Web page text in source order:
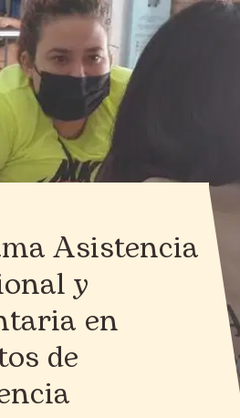
Asistencia
y
en
de